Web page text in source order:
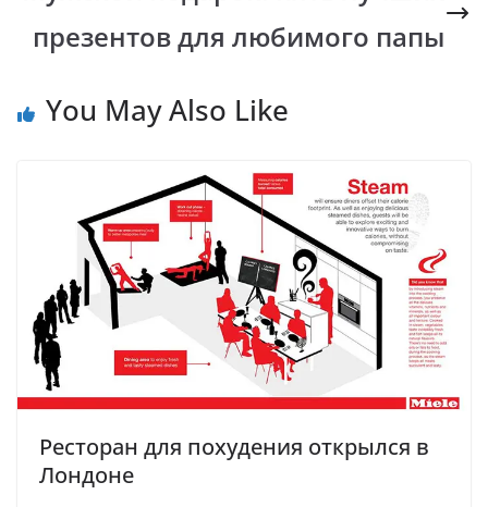
презентов для любимого папы
You May Also Like
Ресторан для похудения открылся в
Лондоне